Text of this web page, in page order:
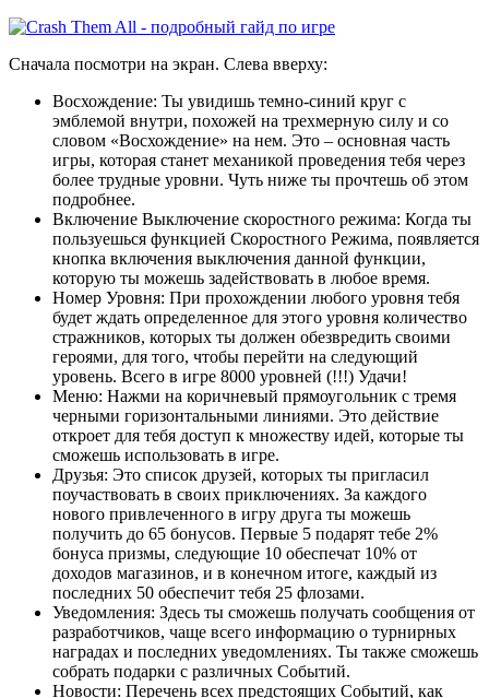
Сначала посмотри на экран. Слева вверху:
Восхождение: Ты увидишь темно-синий круг с
эмблемой внутри, похожей на трехмерную силу и со
словом «Восхождение» на нем. Это – основная часть
игры, которая станет механикой проведения тебя через
более трудные уровни. Чуть ниже ты прочтешь об этом
подробнее.
Включение Выключение скоростного режима: Когда ты
пользуешься функцией Скоростного Режима, появляется
кнопка включения выключения данной функции,
которую ты можешь задействовать в любое время.
Номер Уровня: При прохождении любого уровня тебя
будет ждать определенное для этого уровня количество
стражников, которых ты должен обезвредить своими
героями, для того, чтобы перейти на следующий
уровень. Всего в игре 8000 уровней (!!!) Удачи!
Меню: Нажми на коричневый прямоугольник с тремя
черными горизонтальными линиями. Это действие
откроет для тебя доступ к множеству идей, которые ты
сможешь использовать в игре.
Друзья: Это список друзей, которых ты пригласил
поучаствовать в своих приключениях. За каждого
нового привлеченного в игру друга ты можешь
получить до 65 бонусов. Первые 5 подарят тебе 2%
бонуса призмы, следующие 10 обеспечат 10% от
доходов магазинов, и в конечном итоге, каждый из
последних 50 обеспечит тебя 25 флозами.
Уведомления: Здесь ты сможешь получать сообщения от
разработчиков, чаще всего информацию о турнирных
наградах и последних уведомлениях. Ты также сможешь
собрать подарки с различных Событий.
Новости: Перечень всех предстоящих Событий, как